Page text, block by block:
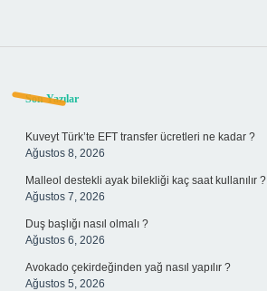
Sidebar
Son Yazılar
Kuveyt Türk’te EFT transfer ücretleri ne kadar ?
Ağustos 8, 2026
Malleol destekli ayak bilekliği kaç saat kullanılır ?
Ağustos 7, 2026
Duş başlığı nasıl olmalı ?
Ağustos 6, 2026
Avokado çekirdeğinden yağ nasıl yapılır ?
Ağustos 5, 2026